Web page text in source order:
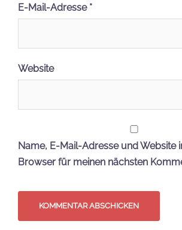
E-Mail-Adresse *
Website
Name, E-Mail-Adresse und Website
Browser für meinen nächsten